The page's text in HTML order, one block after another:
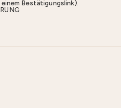
Bestätigungslink).